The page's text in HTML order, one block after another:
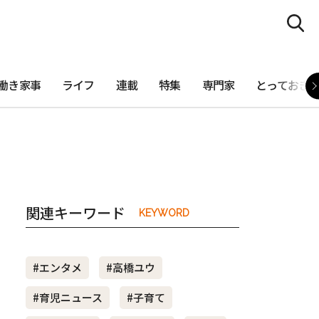
き家事 ライフ 連載 特集 専門家 とっておき
関連キーワード KEYWORD
#エンタメ
#高橋ユウ
#育児ニュース
#子育て